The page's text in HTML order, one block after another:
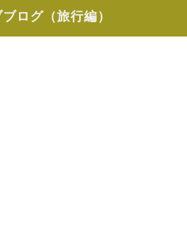
ログ（旅行編）